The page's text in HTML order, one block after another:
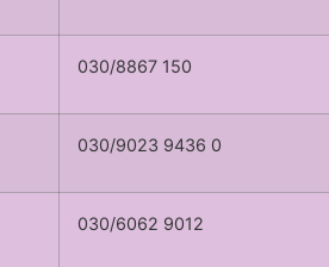
030/8867 150
030/9023 9436 0
030/6062 9012